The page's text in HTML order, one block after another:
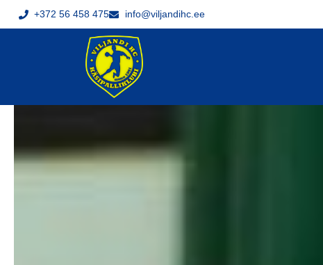
+372 56 458 475 info@viljandihc.ee